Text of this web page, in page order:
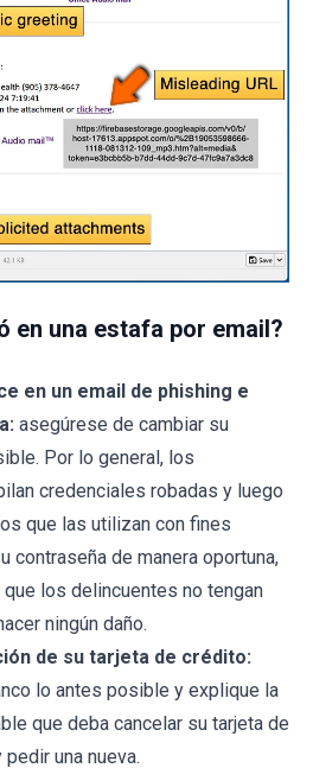
en una estafa por email?
en un email de phishing e
asegúrese de cambiar su
Por lo general, los
credenciales robadas y luego
que las utilizan con fines
contraseña de manera oportuna,
los delincuentes no tengan
ningún daño.
de su tarjeta de crédito:
lo antes posible y explique la
que deba cancelar su tarjeta de
una nueva.